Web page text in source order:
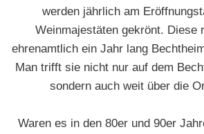
werden jährlich am
Weinmajestäten gekrönt. Diese
ehrenamtlich ein Jahr lang
Man trifft sie nicht nur auf dem
sondern auch weit über die
Waren es in den 80er und 90er